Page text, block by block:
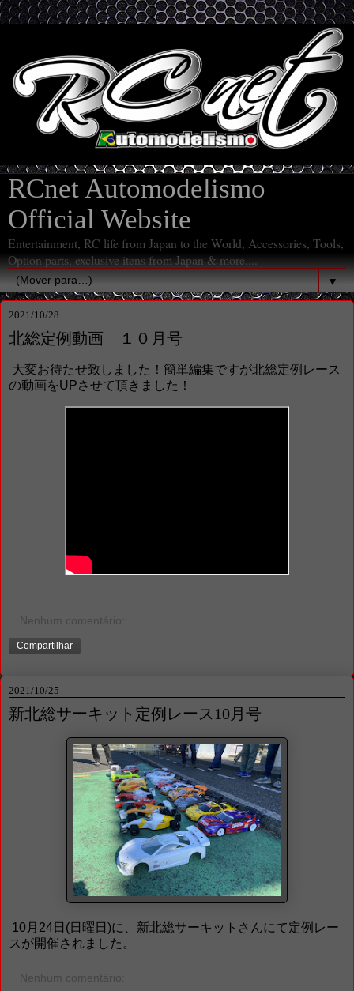
RCnet Automodelismo
Official Website
Entertainment, RC life from Japan to the World, Accessories, Tools,
Option parts, exclusive itens from Japan & more,...
▼
2021/10/28
北総定例動画 １０月号
大変お待たせ致しました！簡単編集ですが北総定例レース
の動画をUPさせて頂きました！
Nenhum comentário:
Compartilhar
2021/10/25
新北総サーキット定例レース10月号
10月24日(日曜日)に、新北総サーキットさんにて定例レー
スが開催されました。
Nenhum comentário: